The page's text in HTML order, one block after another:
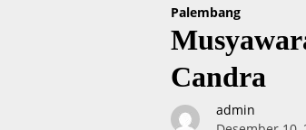
Palembang
Candra
admin